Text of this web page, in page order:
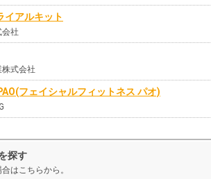
イアルキット
社
式会社
フェイシャルフィットネス パオ)
探す
はこちらから。